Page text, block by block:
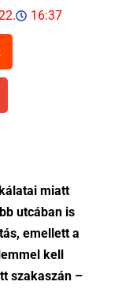
16:37
miatt
utcában is
emellett a
kell
szakaszán –